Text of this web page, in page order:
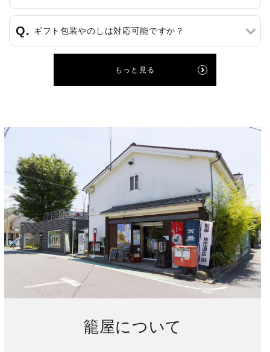
ギフト包装やのしは対応可能ですか？
もっと見る
籠屋について